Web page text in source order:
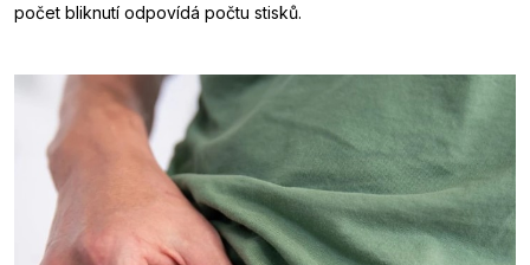
počet bliknutí odpovídá počtu stisků.